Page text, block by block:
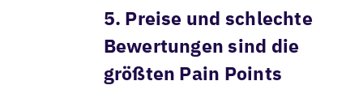
5. Preise und schlechte
Bewertungen sind die
größten Pain Points